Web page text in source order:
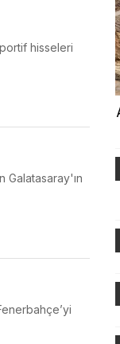
hisseleri
Galatasaray'ın